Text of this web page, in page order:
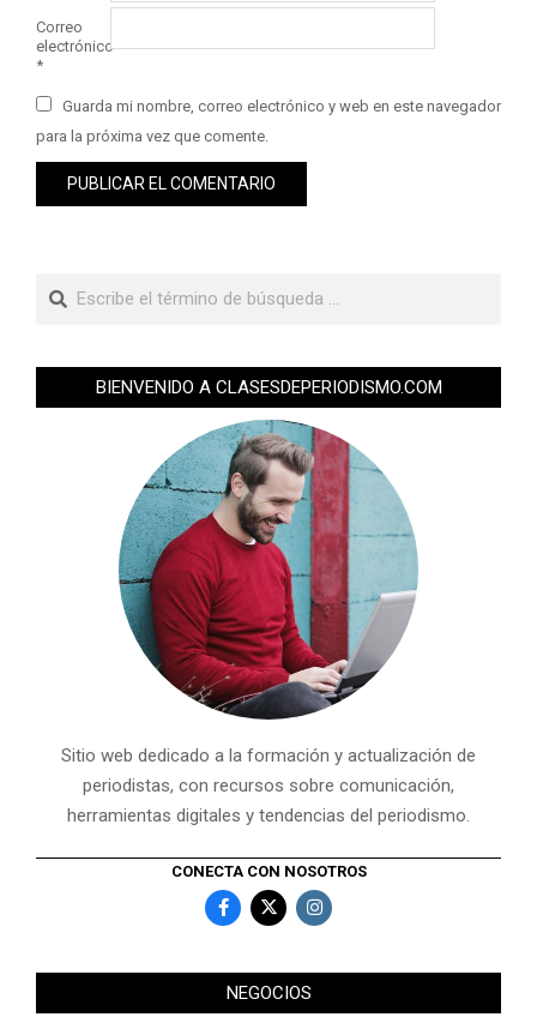
Correo
electrónico
*
Guarda mi nombre, correo electrónico y web en este navegador
para la próxima vez que comente.
BIENVENIDO A CLASESDEPERIODISMO.COM
Sitio web dedicado a la formación y actualización de
periodistas, con recursos sobre comunicación,
herramientas digitales y tendencias del periodismo.
CONECTA CON NOSOTROS
NEGOCIOS